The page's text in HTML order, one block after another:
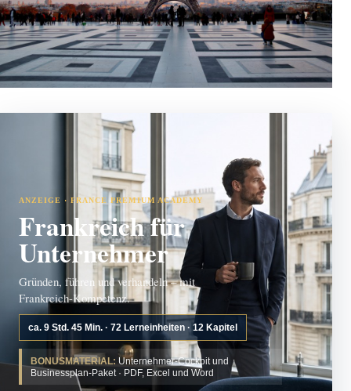
ANZEIGE · FRANCE PREMIUM ACADEMY
Frankreich für
Unternehmer
Gründen, führen und verhandeln – mit
Frankreich-Kompetenz.
ca. 9 Std. 45 Min. · 72 Lerneinheiten · 12 Kapitel
BONUSMATERIAL: Unternehmer-Cockpit und
Businessplan-Paket · PDF, Excel und Word